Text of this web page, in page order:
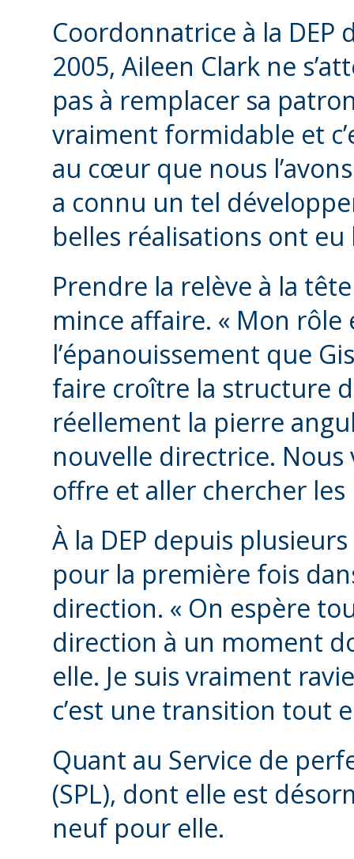
Coordonnatrice à la DEP
2005, Aileen Clark ne
pas à remplacer sa
vraiment formidable et
au cœur que nous
a connu un tel
belles réalisations ont eu
Prendre la relève à la
mince affaire. « Mon
l’épanouissement que
faire croître la structure
réellement la pierre
nouvelle directrice.
offre et aller chercher
À la DEP depuis
pour la première fois
direction. « On espère
direction à un moment
elle. Je suis vraiment
c’est une transition tout
Quant au Service de
(SPL), dont elle est
neuf pour elle.